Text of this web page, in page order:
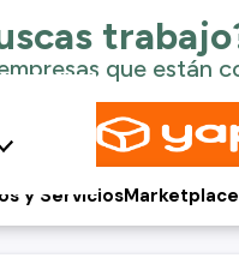
y ServiciosMarketplace